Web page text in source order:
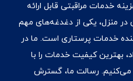
خدمات مراقبتی قابل ارائه
در منزل، یکی از دغدغه‌های مهم
خدمات پرستاری است. ما در
بهترین کیفیت خدمات را با
می‌کنیم. رسالت ما، گسترش